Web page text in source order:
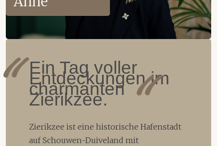
Ein Tag voller
Entdeckungen im
charmanten
Zierikzee.
Zierikzee ist eine historische Hafenstadt
auf Schouwen-Duiveland mit